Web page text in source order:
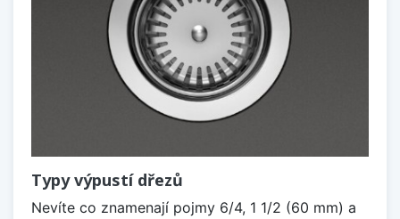
Typy výpustí dřezů
Nevíte co znamenají pojmy 6/4, 1 1/2 (60 mm) a